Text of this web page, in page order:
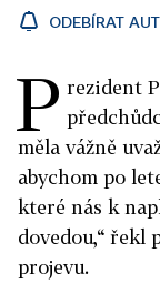
ODEBÍRAT
P rezident
měla vážně
abychom po
které nás k
dovedou,“ řekl
projevu.